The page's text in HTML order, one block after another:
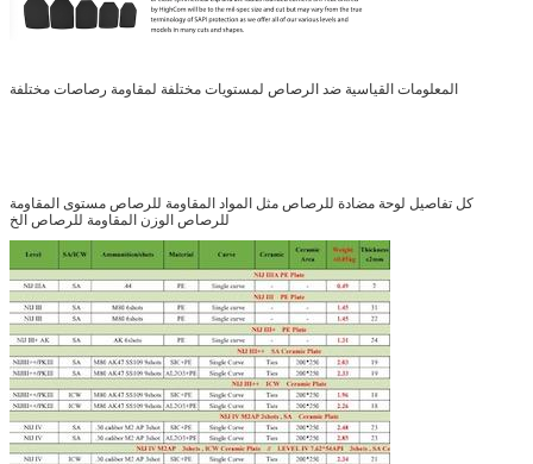
المعلومات القياسية ضد الرصاص لمستويات مختلفة لمقاومة رصاصات مختلفة
كل تفاصيل لوحة مضادة للرصاص مثل المواد المقاومة للرصاص مستوى المقاومة
للرصاص الوزن المقاومة للرصاص الخ